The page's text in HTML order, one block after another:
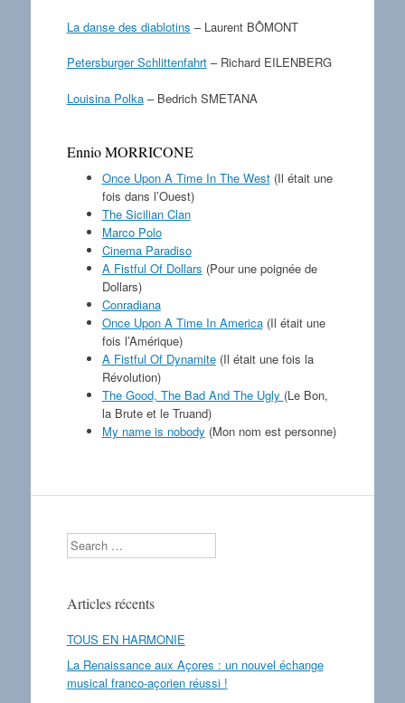
La danse des diablotins – Laurent BÔMONT
Petersburger Schlittenfahrt– Richard EILENBERG
Louisina Polka– Bedrich SMETANA
Ennio MORRICONE
Once Upon A Time In The West(Il était une
fois dans l’Ouest)
The Sicilian Clan
Marco Polo
Cinema Paradiso
A Fistful Of Dollars (Pour une poignée de
Dollars)
Conradiana
Once Upon A Time In America(Il était une
fois l’Amérique)
A Fistful Of Dynamite(Il était une fois la
Révolution)
The Good, The Bad And The Ugly (Le Bon,
la Brute et le Truand)
My name is nobody (Mon nom est personne)
Search
Articles récents
TOUS EN HARMONIE
La Renaissance aux Açores : un nouvel échange
musical franco-açorien réussi !